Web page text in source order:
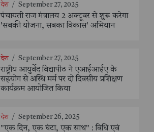
देश / September 27, 2025
पंचायती राज मंत्रालय 2 अक्टूबर से शुरू करेगा
'सबकी योजना, सबका विकास' अभियान
देश / September 27, 2025
राष्ट्रीय आयुर्वेद विद्यापीठ ने एआईआईए के
सहयोग से अस्थि मर्म पर दो दिवसीय प्रशिक्षण
कार्यक्रम आयोजित किया
देश / September 26, 2025
"एक दिन, एक घंटा, एक साथ" : विधि एवं